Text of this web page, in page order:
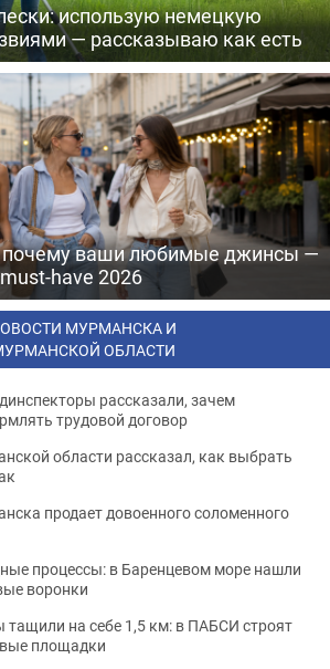
использую немецкую
— рассказываю как есть
ваши любимые джинсы —
have 2026
МУРМАНСКА И
ОБЛАСТИ
рассказали, зачем
трудовой договор
области рассказал, как выбрать
продает довоенного соломенного
процессы: в Баренцевом море нашли
воронки
тащили на себе 1,5 км: в ПАБСИ строят
площадки